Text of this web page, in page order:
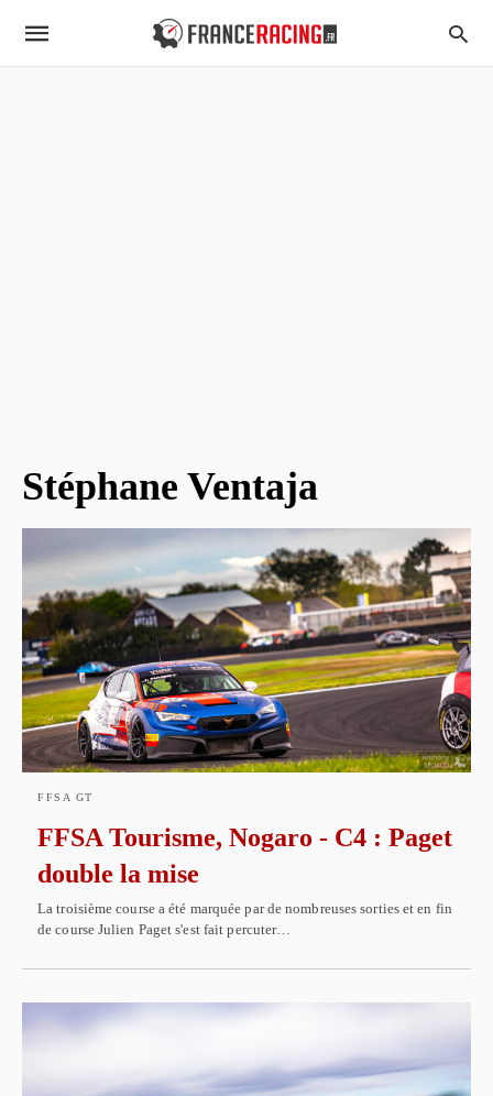
Stéphane Ventaja
FFSA GT
FFSA Tourisme, Nogaro - C4 : Paget
double la mise
La troisième course a été marquée par de nombreuses sorties et en fin
de course Julien Paget s'est fait percuter…